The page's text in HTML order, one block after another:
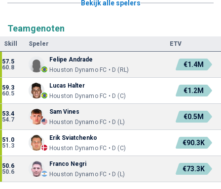
Bekijk alle spelers
Teamgenoten
Skill Speler ETV
57.5
60.8
Felipe Andrade
Houston Dynamo FC • D (RL)
€1.4M
59.3
60.5
Lucas Halter
Houston Dynamo FC • D (C)
€1.2M
53.4
54.7
Sam Vines
Houston Dynamo FC • D (L)
€0.5M
51.0
51.3
Erik Sviatchenko
Houston Dynamo FC • D (C)
€90.3K
50.6
50.6
Franco Negri
Houston Dynamo FC • D (L)
€73.3K